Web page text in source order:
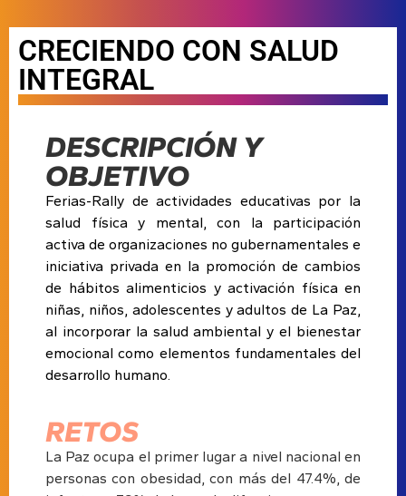
CRECIENDO CON SALUD
INTEGRAL
DESCRIPCIÓN Y
OBJETIVO
Ferias-Rally de actividades educativas por la
salud física y mental, con la participación
activa de organizaciones no gubernamentales e
iniciativa privada en la promoción de cambios
de hábitos alimenticios y activación física en
niñas, niños, adolescentes y adultos de La Paz,
al incorporar la salud ambiental y el bienestar
emocional como elementos fundamentales del
desarrollo humano.
RETOS
La Paz ocupa el primer lugar a nivel nacional en
personas con obesidad, con más del 47.4%, de